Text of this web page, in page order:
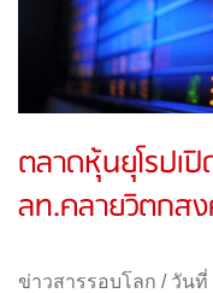
ตลาดหุ้นยุโรปเ
ลท.คลายวิตกส
ข่าวสารรอบโลก / วันที่